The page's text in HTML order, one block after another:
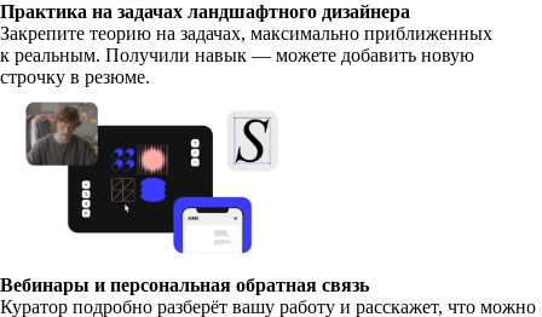
Практика на задачах ландшафтного дизайнера
Закрепите теорию на задачах, максимально приближенных
к реальным. Получили навык — можете добавить новую
строчку в резюме.
Вебинары и персональная обратная связь
Куратор подробно разберёт вашу работу и расскажет, что можно